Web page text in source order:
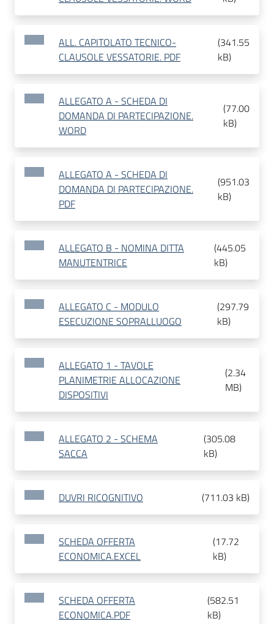
ALL. CAPITOLATO TECNICO-
CLAUSOLE VESSATORIE. PDF
(341.55
kB)
ALLEGATO A - SCHEDA DI
DOMANDA DI PARTECIPAZIONE.
WORD
(77.00
kB)
ALLEGATO A - SCHEDA DI
DOMANDA DI PARTECIPAZIONE.
PDF
(951.03
kB)
ALLEGATO B - NOMINA DITTA
MANUTENTRICE
(445.05
kB)
ALLEGATO C - MODULO
ESECUZIONE SOPRALLUOGO
(297.79
kB)
ALLEGATO 1 - TAVOLE
PLANIMETRIE ALLOCAZIONE
DISPOSITIVI
(2.34
MB)
ALLEGATO 2 - SCHEMA
SACCA
(305.08
kB)
DUVRI RICOGNITIVO (711.03 kB)
SCHEDA OFFERTA
ECONOMICA.EXCEL
(17.72
kB)
SCHEDA OFFERTA
ECONOMICA.PDF
(582.51
kB)